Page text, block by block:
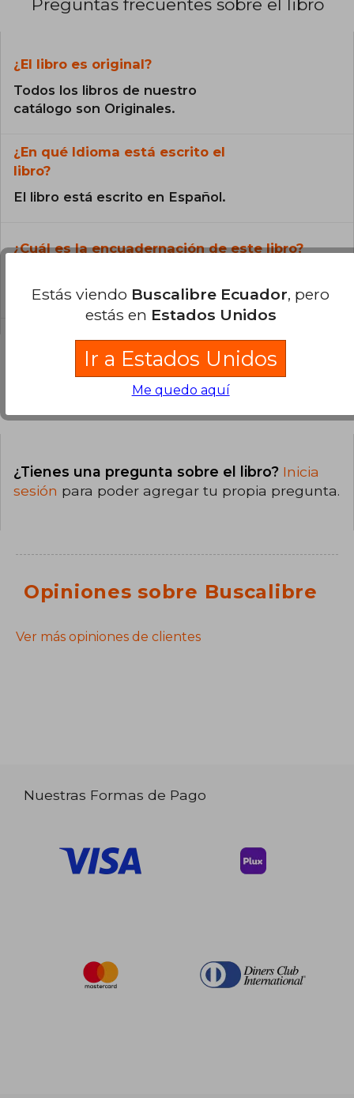
Preguntas frecuentes sobre el libro
¿El libro es original?
Todos los libros de nuestro
catálogo son Originales.
¿En qué Idioma está escrito el
libro?
El libro está escrito en Español.
¿Cuál es la encuadernación de este libro?
Blanda.
Preguntas y respuestas sobre el libro
¿Tienes una pregunta sobre el libro? Inicia
sesión para poder agregar tu propia pregunta.
Opiniones sobre Buscalibre
Ver más opiniones de clientes
Nuestras Formas de Pago
Estás viendo Buscalibre Ecuador, pero
estás en Estados Unidos
Ir a Estados Unidos
Me quedo aquí